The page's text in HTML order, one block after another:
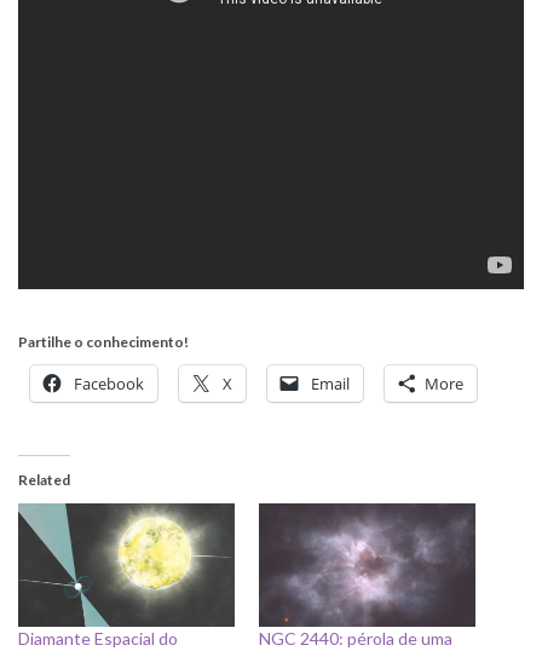
Partilhe o conhecimento!
Facebook X Email More
Related
Diamante Espacial do
NGC 2440: pérola de uma